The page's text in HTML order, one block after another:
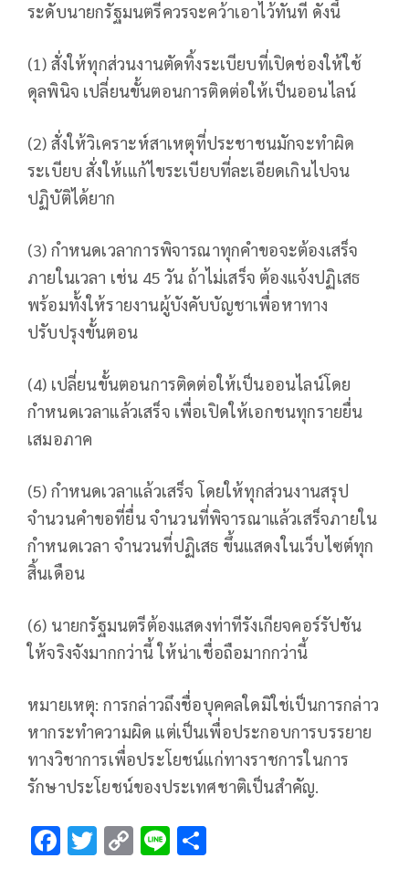
ระดับนายกรัฐมนตรีควรจะคว้าเอาไว้ทันที ดังนี้
(1) สั่งให้ทุกส่วนงานตัดทิ้งระเบียบที่เปิดช่องให้ใช้
ดุลพินิจ เปลี่ยนขั้นตอนการติดต่อให้เป็นออนไลน์
(2) สั่งให้วิเคราะห์สาเหตุที่ประชาชนมักจะทำผิด
ระเบียบ สั่งให้เแก้ไขระเบียบที่ละเอียดเกินไปจน
ปฏิบัติได้ยาก
(3) กำหนดเวลาการพิจารณาทุกคำขอจะต้องเสร็จ
ภายในเวลา เช่น 45 วัน ถ้าไม่เสร็จ ต้องแจ้งปฏิเสธ
พร้อมทั้งให้รายงานผู้บังคับบัญชาเพื่อหาทาง
ปรับปรุงขั้นตอน
(4) เปลี่ยนขั้นตอนการติดต่อให้เป็นออนไลน์โดย
กำหนดเวลาแล้วเสร็จ เพื่อเปิดให้เอกชนทุกรายยื่น
เสมอภาค
(5) กำหนดเวลาแล้วเสร็จ โดยให้ทุกส่วนงานสรุป
จำนวนคำขอที่ยื่น จำนวนที่พิจารณาแล้วเสร็จภายใน
กำหนดเวลา จำนวนที่ปฏิเสธ ขึ้นแสดงในเว็บไซต์ทุก
สิ้นเดือน
(6) นายกรัฐมนตรีต้องแสดงท่าทีรังเกียจคอร์รัปชัน
ให้จริงจังมากกว่านี้ ให้น่าเชื่อถือมากกว่านี้
หมายเหตุ: การกล่าวถึงชื่อบุคคลใดมิใช่เป็นการกล่าว
หากระทำความผิด แต่เป็นเพื่อประกอบการบรรยาย
ทางวิชาการเพื่อประโยชน์แก่ทางราชการในการ
รักษาประโยชน์ของประเทศชาติเป็นสำคัญ.
F T C Li